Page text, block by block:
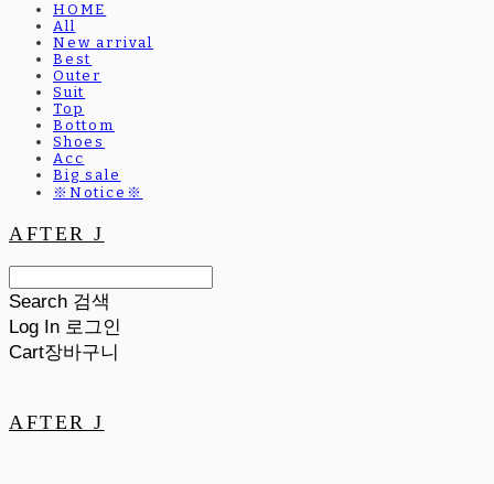
HOME
All
New arrival
Best
Outer
Suit
Top
Bottom
Shoes
Acc
Big sale
※Notice※
AFTER J
Search 검색
Log In 로그인
Cart장바구니
AFTER J